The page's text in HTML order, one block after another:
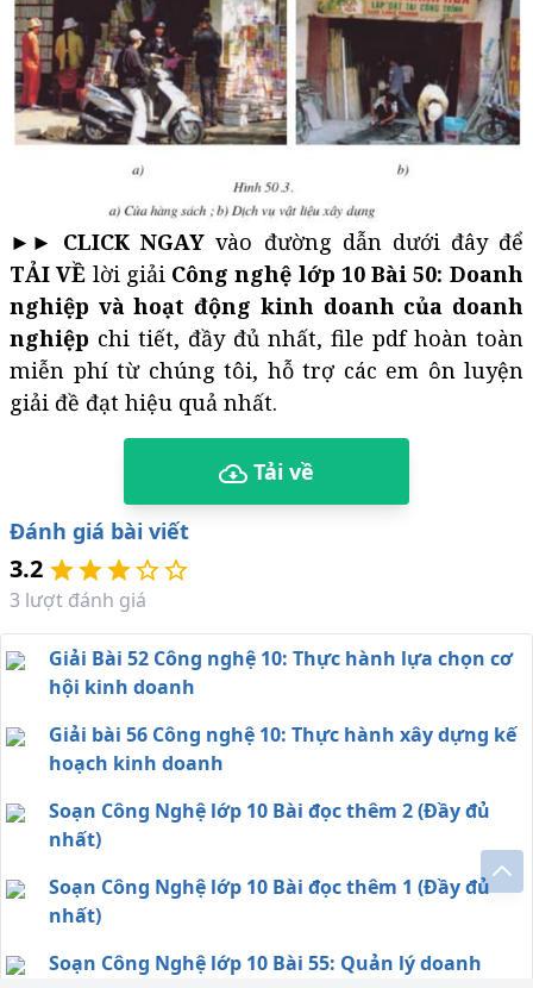
►► CLICK NGAY vào đường dẫn dưới đây để
TẢI VỀ lời giải Công nghệ lớp 10 Bài 50: Doanh
nghiệp và hoạt động kinh doanh của doanh
nghiệp chi tiết, đầy đủ nhất, file pdf hoàn toàn
miễn phí từ chúng tôi, hỗ trợ các em ôn luyện
giải đề đạt hiệu quả nhất.
Tải về
Đánh giá bài viết
3.2
3 lượt đánh giá
Giải Bài 52 Công nghệ 10: Thực hành lựa chọn cơ
hội kinh doanh
Giải bài 56 Công nghệ 10: Thực hành xây dựng kế
hoạch kinh doanh
Soạn Công Nghệ lớp 10 Bài đọc thêm 2 (Đầy đủ
nhất)
Soạn Công Nghệ lớp 10 Bài đọc thêm 1 (Đầy đủ
nhất)
Soạn Công Nghệ lớp 10 Bài 55: Quản lý doanh